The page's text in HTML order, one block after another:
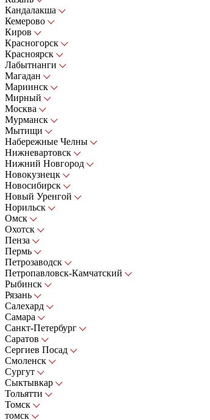
Кандалакша
Кемерово
Киров
Красногорск
Красноярск
Лабытнанги
Магадан
Мариинск
Мирный
Москва
Мурманск
Мытищи
Набережные Челны
Нижневартовск
Нижний Новгород
Новокузнецк
Новосибирск
Новый Уренгой
Норильск
Омск
Охотск
Пенза
Пермь
Петрозаводск
Петропавловск-Камчатский
Рыбинск
Рязань
Салехард
Самара
Санкт-Петербург
Саратов
Сергиев Посад
Смоленск
Сургут
Сыктывкар
Тольятти
Томск
томск